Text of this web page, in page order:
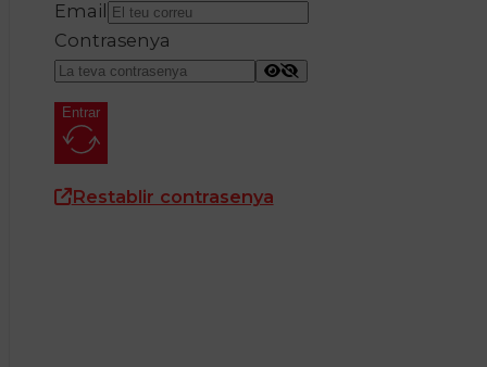
Email
Contrasenya
Entrar
Restablir contrasenya